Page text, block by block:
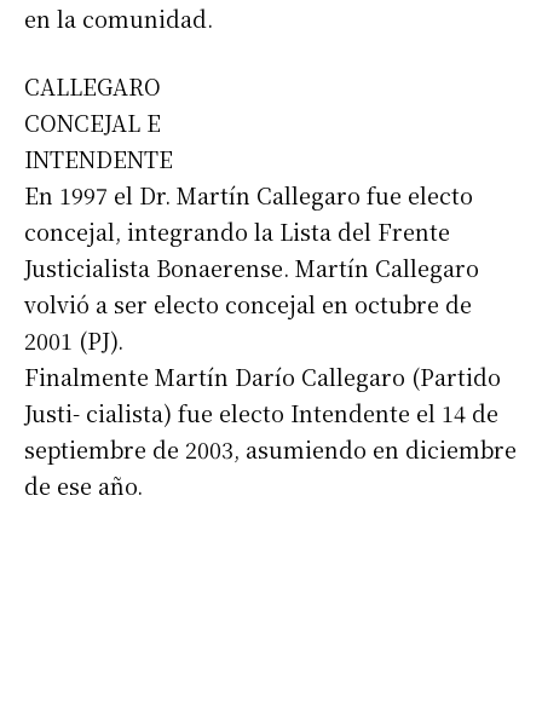
en la comunidad.
CALLEGARO
CONCEJAL E
INTENDENTE
En 1997 el Dr. Martín Callegaro fue electo
concejal, integrando la Lista del Frente
Justicialista Bonaerense. Martín Callegaro
volvió a ser electo concejal en octubre de
2001 (PJ).
Finalmente Martín Darío Callegaro (Partido
Justi- cialista) fue electo Intendente el 14 de
septiembre de 2003, asumiendo en diciembre
de ese año.